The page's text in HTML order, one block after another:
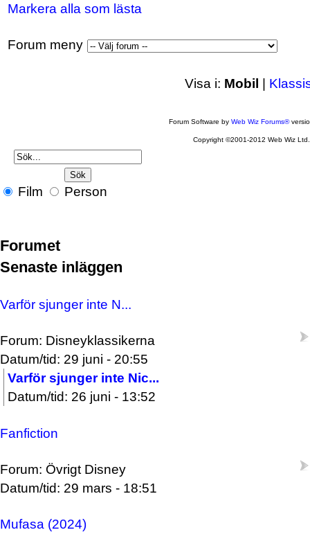
Markera alla som lästa
Forum meny
Visa i: Mobil |
Forum Software byWeb Wiz Forums®
Copyright ©2001-2012 Web Wiz Ltd.
Film Person
Forumet
Senaste inläggen
Varför sjunger inte N...
Forum: Disneyklassikerna
Datum/tid: 29 juni - 20:55
Varför sjunger inte Nic...
Datum/tid: 26 juni - 13:52
Fanfiction
Forum: Övrigt Disney
Datum/tid: 29 mars - 18:51
Mufasa (2024)